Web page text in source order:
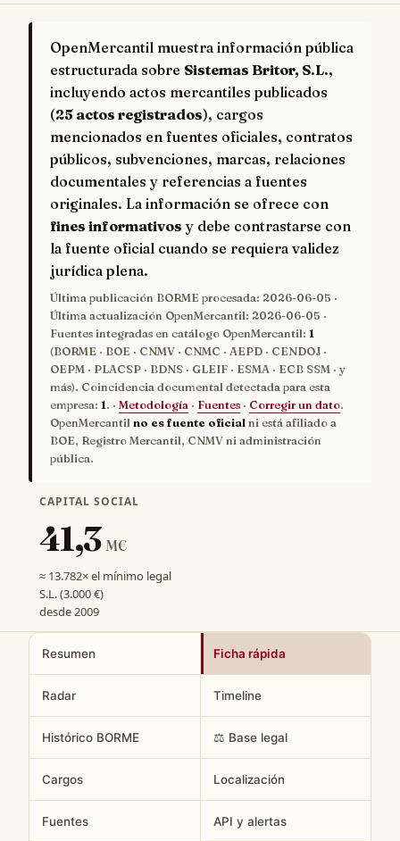
OpenMercantil muestra información pública
estructurada sobre Sistemas Britor, S.L.,
incluyendo actos mercantiles publicados
(25 actos registrados), cargos
mencionados en fuentes oficiales, contratos
públicos, subvenciones, marcas, relaciones
documentales y referencias a fuentes
originales. La información se ofrece con
fines informativos y debe contrastarse con
la fuente oficial cuando se requiera validez
jurídica plena.
Última publicación BORME procesada: 2026-06-05 ·
Última actualización OpenMercantil: 2026-06-05 ·
Fuentes integradas en catálogo OpenMercantil: 1
(BORME · BOE · CNMV · CNMC · AEPD · CENDOJ ·
OEPM · PLACSP · BDNS · GLEIF · ESMA · ECB SSM · y
más). Coincidencia documental detectada para esta
empresa: 1. · Metodología · Fuentes · Corregir un dato.
OpenMercantil no es fuente oficial ni está afiliado a
BOE, Registro Mercantil, CNMV ni administración
pública.
CAPITAL SOCIAL
41,3 M€
≈ 13.782× el mínimo legal
S.L. (3.000 €)
desde 2009
Resumen Ficha rápida
Radar Timeline
Histórico BORME ⚖️ Base legal
Cargos Localización
Fuentes API y alertas